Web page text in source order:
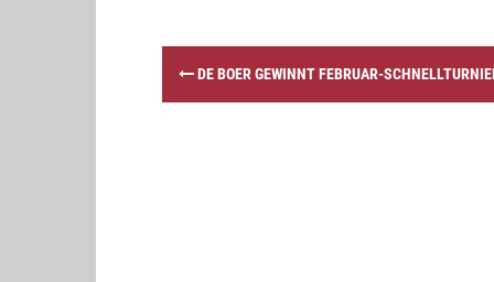
s
DE BOER GEWINNT FEBRUAR-